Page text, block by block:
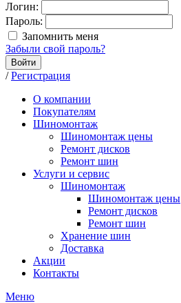
Логин:
Пароль:
Запомнить меня
Забыли свой пароль?
Войти
/ Регистрация
О компании
Покупателям
Шиномонтаж
Шиномонтаж цены
Ремонт дисков
Ремонт шин
Услуги и сервис
Шиномонтаж
Шиномонтаж цены
Ремонт дисков
Ремонт шин
Хранение шин
Доставка
Акции
Контакты
Меню